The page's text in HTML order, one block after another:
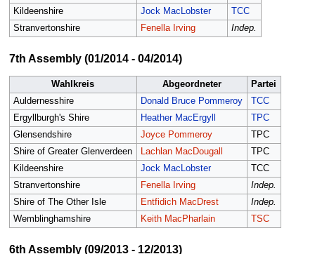
Kildeenshire
Jock MacLobster
TCC
Stranvertonshire
Fenella Irving Indep.
7th Assembly (01/2014 - 04/2014)
Wahlkreis Abgeordneter
Partei
Auldernesshire
Donald Bruce Pommeroy
TCC
Ergyllburgh's Shire
Heather MacErgyll
TPC
Glensendshire
Joyce Pommeroy
TPC
Shire of Greater Glenverdeen
Lachlan MacDougall
TPC
Kildeenshire
Jock MacLobster
TCC
Stranvertonshire
Fenella Irving
Indep.
Shire of The Other Isle
Entfidich MacDrest
Indep.
Wemblinghamshire
Keith MacPharlain TSC
6th Assembly (09/2013 - 12/2013)